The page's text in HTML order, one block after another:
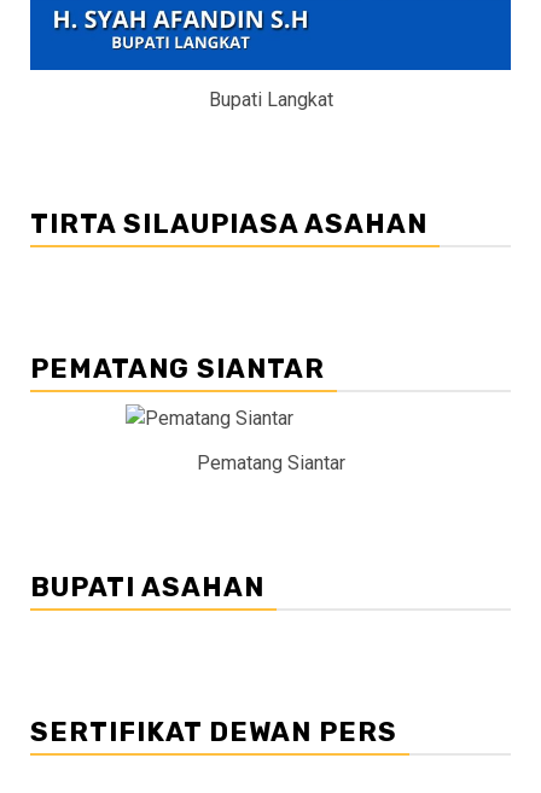
Bupati Langkat
TIRTA SILAUPIASA ASAHAN
PEMATANG SIANTAR
Pematang Siantar
BUPATI ASAHAN
SERTIFIKAT DEWAN PERS